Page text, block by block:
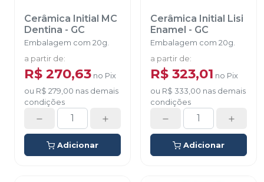
Cerâmica Initial MC
Dentina - GC
Embalagem com 20g.
a partir de:
R$ 270,63 no Pix
ou R$ 279,00 nas demais
condições
Adicionar
Cerâmica Initial Lisi
Enamel - GC
Embalagem com 20g.
a partir de:
R$ 323,01 no Pix
ou R$ 333,00 nas demais
condições
Adicionar